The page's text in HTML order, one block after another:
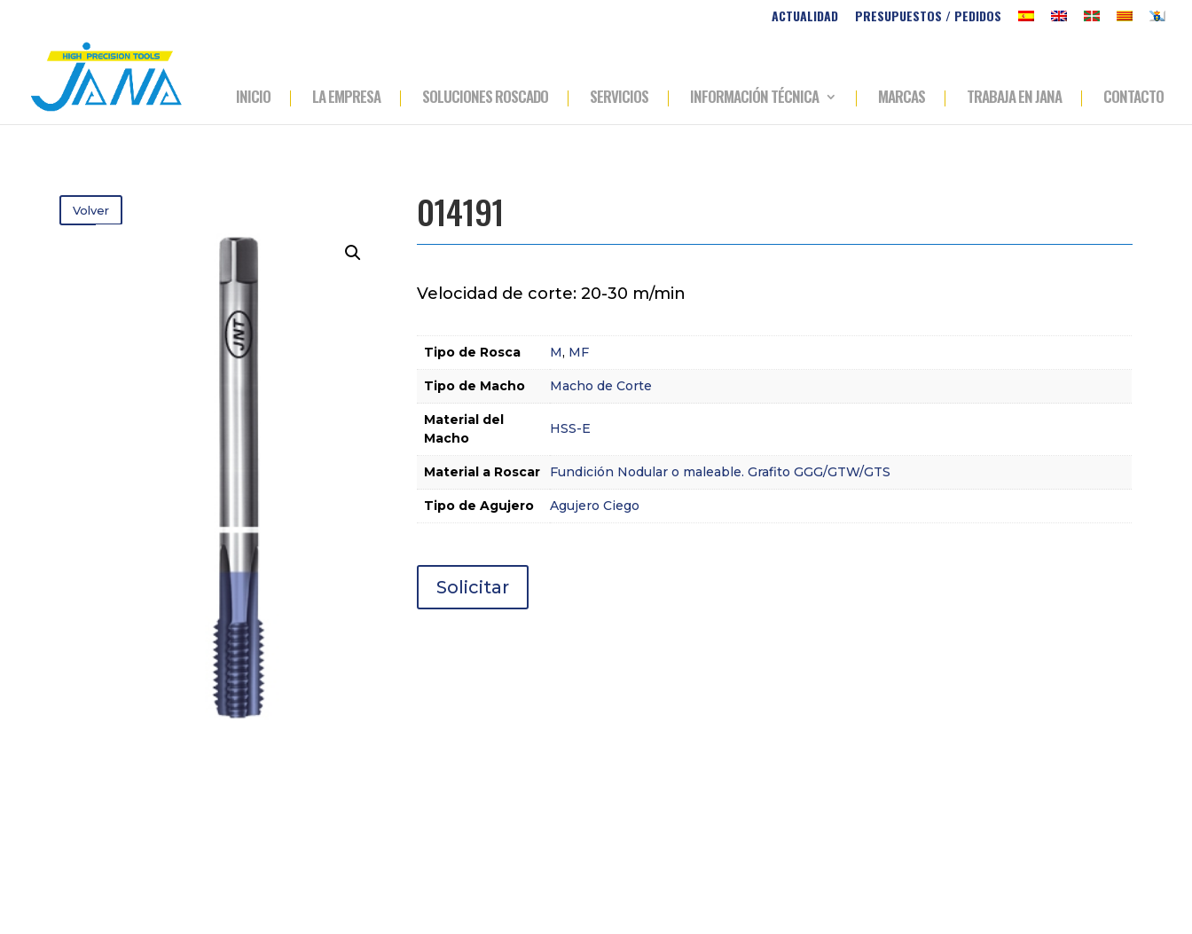
ACTUALIDAD PRESUPUESTOS / PEDIDOS
INICIO LA EMPRESA SOLUCIONES ROSCADO SERVICIOS INFORMACIÓN TÉCNICA MARCAS TRABAJA EN JANA CONTACTO
Volver 014191
Velocidad de corte: 20-30 m/min
Tipo de Rosca M, MF
Tipo de Macho Macho de Corte
Material del
Macho
HSS-E
Material a Roscar Fundición Nodular o maleable. Grafito GGG/GTW/GTS
Tipo de Agujero Agujero Ciego
Solicitar